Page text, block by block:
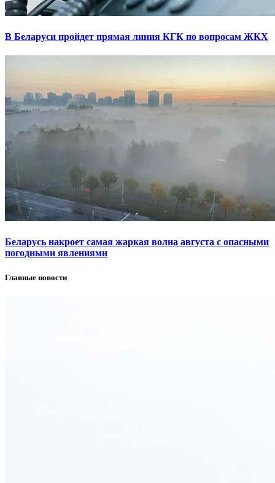
В Беларуси пройдет прямая линия КГК по вопросам ЖКХ
Беларусь накроет самая жаркая волна августа с опасными
погодными явлениями
Главные новости